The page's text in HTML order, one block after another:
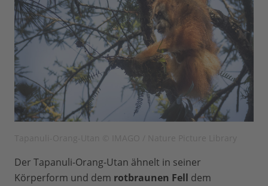
Der Tapanuli-Orang-Utan ähnelt in seiner
Körperform und dem rotbraunen Fell dem